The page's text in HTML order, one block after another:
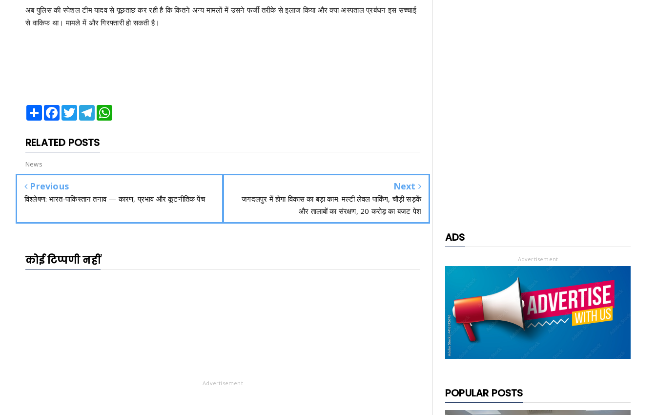
अब पुलिस की स्पेशल टीम यादव से पूछताछ कर रही है कि कितने अन्य मामलों में उसने फर्जी तरीके से इलाज किया और क्या अस्पताल प्रबंधन इस सच्चाई
से वाकिफ था। मामले में और गिरफ्तारी हो सकती है।
Share Facebook
TwitterTelegram
RELATED POSTS
News
Previous
विश्लेषण: भारत-पाकिस्तान तनाव — कारण, प्रभाव और कूटनीतिक पेंच
Next
जगदलपुर में होगा विकास का बड़ा काम: मल्टी लेवल पार्किंग, चौड़ी सड़कें
और तालाबों का संरक्षण, 20 करोड़ का बजट पेश
कोई टिप्पणी नहीं
- Advertisement -
ADS
- Advertisement -
POPULAR POSTS